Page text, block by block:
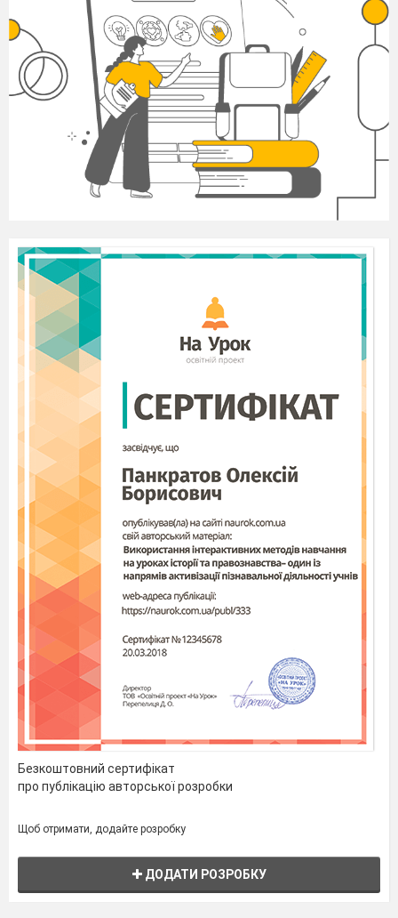
Безкоштовний сертифікат
про публікацію авторської розробки
Щоб отримати, додайте розробку
ДОДАТИ РОЗРОБКУ